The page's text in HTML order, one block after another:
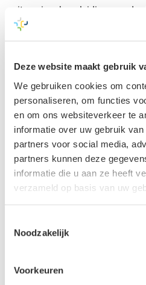
Deze website maakt gebruik
We gebruiken cookies om
personaliseren, om functies
en om ons websiteverkeer te
informatie over uw gebruik
partners voor social media,
partners kunnen deze
informatie die u aan ze heeft
verzameld op basis van uw
Noodzakelijk
Voorkeuren
uitvoeringsbegeleiding van de
de installatie van het
landelijke gebiedsontwikkeling
Deel dit project